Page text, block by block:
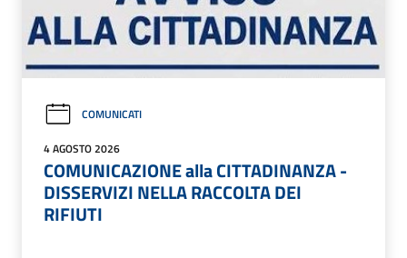
COMUNICATI
4 AGOSTO 2026
COMUNICAZIONE alla CITTADINANZA -
DISSERVIZI NELLA RACCOLTA DEI
RIFIUTI